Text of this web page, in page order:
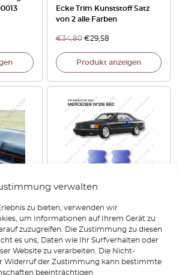
verwalten
zu bieten, verwenden wir
um Informationen auf Ihrem Gerät zu
zuzugreifen. Die Zustimmung zu diesen
es uns, Daten wie Ihr Surfverhalten oder
Website zu verarbeiten. Die Nicht-
Widerruf der Zustimmung kann bestimmte
beeinträchtigen.
Ecke Trim Kunststoff Satz
von 2 alle Farben
€34,80 €29,58
Produkt anzeigen
– 3M
Handle Cup – PPF Paint
Protection Film Precut – 3M
PRO Transparent Anti-
scratch Cover
€32,40